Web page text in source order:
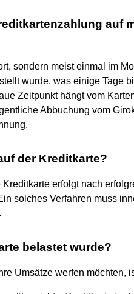
auf
sondern meist einmal im
wurde, was einige Tage
Zeitpunkt hängt vom
Abbuchung vom
der Kreditkarte?
erfolgt nach
solches Verfahren muss
belastet wurde?
Umsätze werfen möchten,